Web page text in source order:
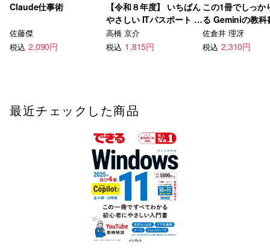
Claude仕事術
佐藤傑
税込 2,090円
【令和８年度】 いちばん
やさしい ITパスポート 絶
対合格の教科書＋出る順
問題集
高橋 京介
税込 1,815円
この1冊でしっか
る Geminiの教科
佐倉井 理冴
税込 2,310円
最近チェックした商品